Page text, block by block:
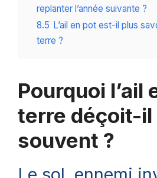
replanter l’année suivante ?
8.5 L’ail en pot est-il plus
terre ?
Pourquoi l’ail
terre déçoit-il
souvent ?